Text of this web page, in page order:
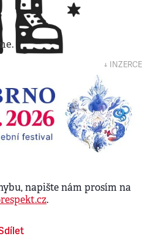
↓ INZERCE
napište nám prosím na
.